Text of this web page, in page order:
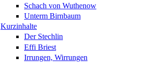
Schach von Wuthenow
Unterm Birnbaum
Kurzinhalte
Der Stechlin
Effi Briest
Irrungen, Wirrungen